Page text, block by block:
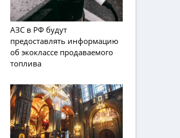
АЗС в РФ будут
предоставлять информацию
об экоклассе продаваемого
топлива